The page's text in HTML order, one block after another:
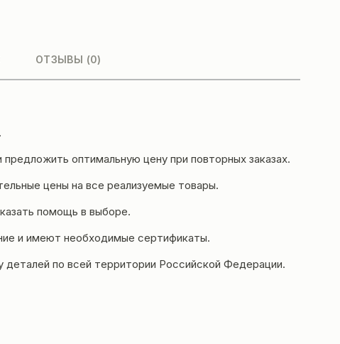
ОТЗЫВЫ (0)
оптимальную цену при повторных заказах.
цены на все реализуемые товары.
помощь в выборе.
и имеют необходимые сертификаты.
деталей по всей территории Российской Федерации.